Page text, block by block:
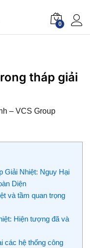
0
tháp giải
– VCS Group
Giải Nhiệt: Nguy Hại
Diện
và tầm quan trọng
Hiện tượng đã và
các hệ thống công